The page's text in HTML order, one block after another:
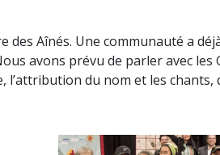
Aînés. Une communauté a
avons prévu de parler avec les
l’attribution du nom et les chants,